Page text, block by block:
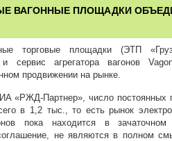
ВАГОННЫЕ ПЛОЩАДКИ
торговые площадки (ЭТП
и сервис агрегатора вагонов
продвижении на рынке.
«РЖД-Партнер», число постоянных
в 1,2 тыс., то есть рынок
пока находится в
не являются в полном